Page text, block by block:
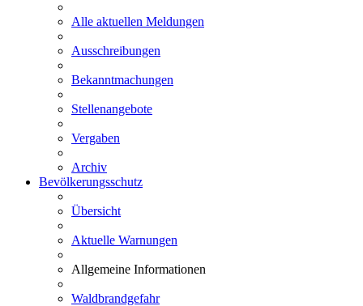
Alle aktuellen Meldungen
Ausschreibungen
Bekanntmachungen
Stellenangebote
Vergaben
Archiv
Bevölkerungsschutz
Übersicht
Aktuelle Warnungen
Allgemeine Informationen
Waldbrandgefahr